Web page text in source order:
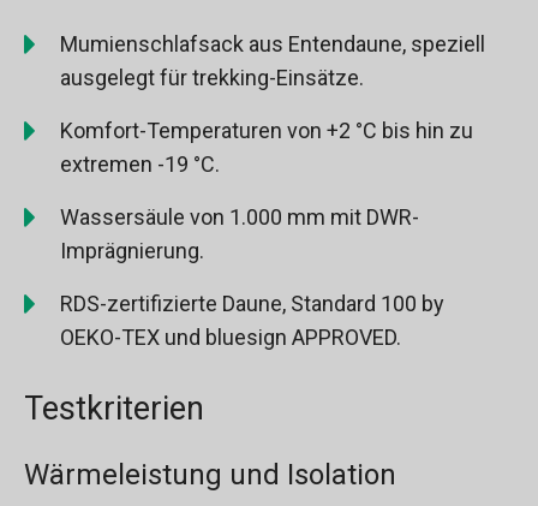
Mumienschlafsack aus Entendaune, speziell
ausgelegt für trekking-Einsätze.
Komfort-Temperaturen von +2 °C bis hin zu
extremen -19 °C.
Wassersäule von 1.000 mm mit DWR-
Imprägnierung.
RDS-zertifizierte Daune, Standard 100 by
OEKO-TEX und bluesign APPROVED.
Testkriterien
Wärmeleistung und Isolation